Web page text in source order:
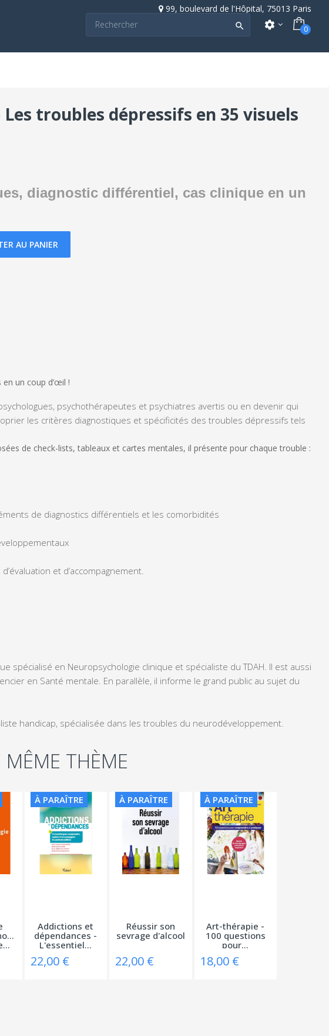
99, boulevard de l'Hôpital, 75013 Paris
 settings 0
troubles dépressifs en 35 visuels
diagnostic différentiel, cas clinique en un
AU PANIER
un coup d’œil !
psychothérapeutes et psychiatres avertis ou en devenir qui
les critères diagnostiques et spécificités des troubles dépressifs tels
de check-lists, tableaux et cartes mentales, il présente pour chaque trouble :
de diagnostics différentiels et les comorbidités
et d’accompagnement.
spécialisé en Neuropsychologie clinique et spécialiste du TDAH. Il est aussi
en Santé mentale. En parallèle, il informe le grand public au sujet du
handicap, spécialisée dans les troubles du neurodéveloppement.
MÊME THÈME
À PARAÎTRE
Addictions et
dépendances -
L'essentiel...
22,00 €
À PARAÎTRE
Réussir son
sevrage d'alcool
22,00 €
À PARAÎTRE
Art-thérapie -
100 questions
pour...
18,00 €